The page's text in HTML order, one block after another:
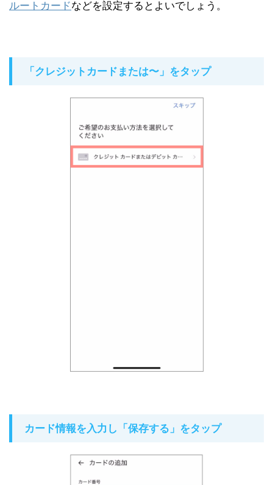
ルートカードなどを設定するとよいでしょう。
「クレジットカードまたは〜」をタップ
カード情報を入力し「保存する」をタップ